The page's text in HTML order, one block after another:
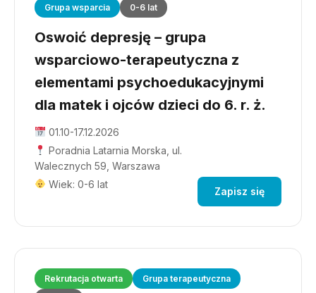
Grupa wsparcia
0-6 lat
Oswoić depresję – grupa
wsparciowo-terapeutyczna z
elementami psychoedukacyjnymi
dla matek i ojców dzieci do 6. r. ż.
01.10-17.12.2026
Poradnia Latarnia Morska, ul.
Walecznych 59, Warszawa
Wiek: 0-6 lat
Zapisz się
Rekrutacja otwarta
Grupa terapeutyczna